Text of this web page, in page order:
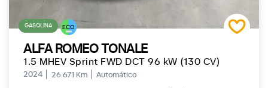
GASOLINA ECO
ALFA ROMEO TONALE
1.5 MHEV Sprint FWD DCT 96 kW (130 CV)
2024 26.671 Km Automático